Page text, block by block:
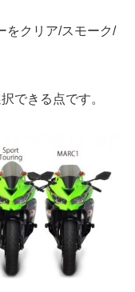
をクリア/スモーク/
できる点です。